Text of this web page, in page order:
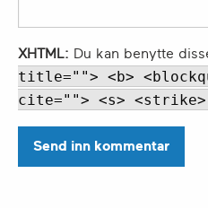
XHTML: Du kan benytte
title=""> <b>
cite=""> <s> <strike>